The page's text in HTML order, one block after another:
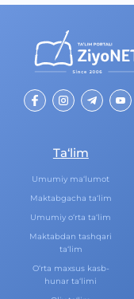
Ta‘lim
Umumiy ma‘lumot
Maktabgacha ta‘lim
Umumiy o‘rta ta‘lim
Maktabdan tashqari
ta‘lim
O‘rta maxsus kasb-
hunar ta‘limi